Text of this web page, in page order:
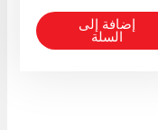
إضافة إلى
السلة